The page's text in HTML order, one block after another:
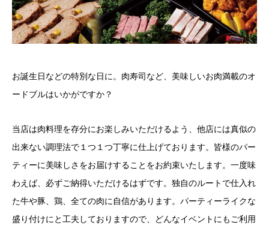
お誕生日などの特別な日に。肉寿司など、美味しいお肉満載のオ
ードブルはいかがですか？
当店は肉料理を存分にお楽しみいただけるよう、他店には真似の
出来ない調理法で１つ１つ丁寧に仕上げております。皆様のパー
ティーに美味しさをお届けすることをお約束いたします。一度味
わえば、必ずご納得いただけるはずです。独自のルートで仕入れ
た牛や豚、鶏、全ての肉に自信があります。パーティーライクな
盛り付けにと工夫しておりますので、どんなイベントにもご利用